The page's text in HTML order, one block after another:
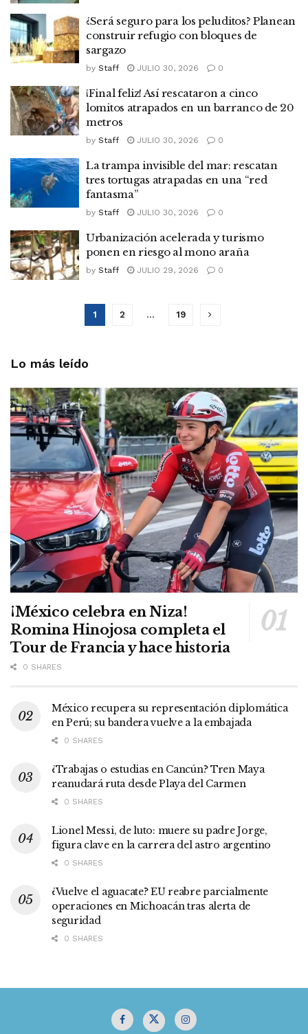
¿Será seguro para los peluditos? Planean
construir refugio con bloques de
sargazo
by Staff JULIO 30, 2026 0
¡Final feliz! Así rescataron a cinco
lomitos atrapados en un barranco de 20
metros
by Staff JULIO 30, 2026 0
La trampa invisible del mar: rescatan
tres tortugas atrapadas en una “red
fantasma”
by Staff JULIO 30, 2026 0
Urbanización acelerada y turismo
ponen en riesgo al mono araña
by Staff JULIO 29, 2026 0
1 2 … 19
Lo más leído
¡México celebra en Niza!
Romina Hinojosa completa el
Tour de Francia y hace historia
0 SHARES
México recupera su representación diplomática
en Perú; su bandera vuelve a la embajada
0 SHARES
¿Trabajas o estudias en Cancún? Tren Maya
reanudará ruta desde Playa del Carmen
0 SHARES
Lionel Messi, de luto: muere su padre Jorge,
figura clave en la carrera del astro argentino
0 SHARES
¿Vuelve el aguacate? EU reabre parcialmente
operaciones en Michoacán tras alerta de
seguridad
0 SHARES